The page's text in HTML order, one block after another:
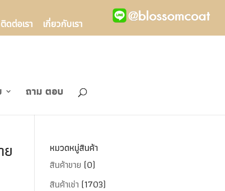
ติดต่อเรา
เกี่ยวกับเรา
ถาม ตอบ
หมวดหมู่สินค้า
สินค้าขาย (0)
สินค้าเช่า (1703)